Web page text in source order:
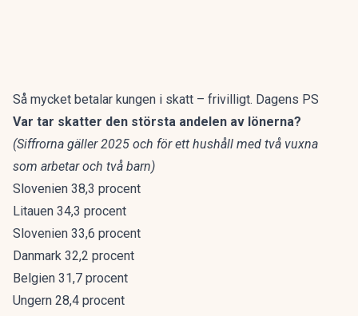
Så mycket betalar kungen i skatt – frivilligt. Dagens PS
Var tar skatter den största andelen av lönerna?
(Siffrorna gäller 2025 och för ett hushåll med två vuxna
som arbetar och två barn)
Slovenien 38,3 procent
Litauen 34,3 procent
Slovenien 33,6 procent
Danmark 32,2 procent
Belgien 31,7 procent
Ungern 28,4 procent